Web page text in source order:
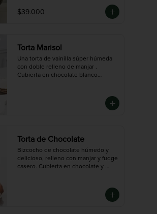
decoración clásica que nunca pasa
$39.000
Torta Marisol
Una torta de vainilla súper húmeda
con doble relleno de manjar .
Cubierta en chocolate blanco
Disponible en tres tamaños: Mini (3-
Torta de Chocolate
Bizcocho de chocolate húmedo y
delicioso, relleno con manjar y fudge
casero. Cubierta en chocolate y
porciones),  Grande (14 porciones)